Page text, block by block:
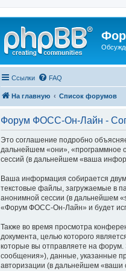
Ссылки FAQ
На главную Список форумов
Форум ФОСС-Он-Лайн -
Это соглашение подробно
дальнейшем «они», «программное
сессий (в дальнейшем «ваша
Ваша информация собирается
текстовые файлы, загружаемые в
анонимной сессии (в дальнейшем
«Форум ФОСС-Он-Лайн» и будет
Также во время просмотра
документа, целью которого
которые вы отправляете на
сообщения»), данные, указанные
авторизации (в дальнейшем «ваши